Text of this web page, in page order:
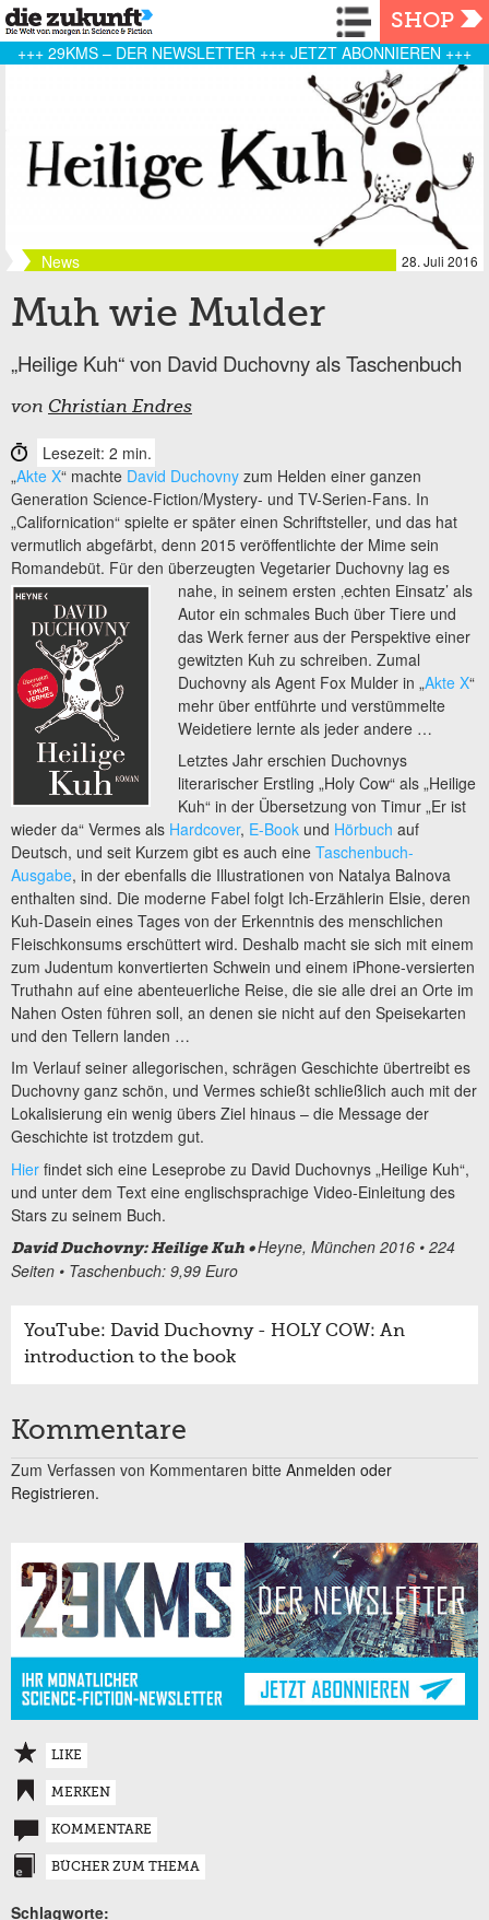
Navigation
SHOP
+++ 29KMS – DER NEWSLETTER +++ JETZT ABONNIEREN +++
News 28. Juli 2016
Muh wie Mulder
„Heilige Kuh“ von David Duchovny als Taschenbuch
von Christian Endres
Lesezeit: 2 min.
„Akte X“ machte David Duchovny zum Helden einer ganzen
Generation Science-Fiction/Mystery- und TV-Serien-Fans. In
„Californication“ spielte er später einen Schriftsteller, und das hat
vermutlich abgefärbt, denn 2015 veröffentlichte der Mime sein
Romandebüt. Für den überzeugten Vegetarier Duchovny lag es
nahe, in seinem ersten ‚echten Einsatz’ als
Autor ein schmales Buch über Tiere und
das Werk ferner aus der Perspektive einer
gewitzten Kuh zu schreiben. Zumal
Duchovny als Agent Fox Mulder in „Akte X“
mehr über entführte und verstümmelte
Weidetiere lernte als jeder andere …
Letztes Jahr erschien Duchovnys
literarischer Erstling „Holy Cow“ als „Heilige
Kuh“ in der Übersetzung von Timur „Er ist
wieder da“ Vermes als Hardcover, E-Book und Hörbuch auf
Deutsch, und seit Kurzem gibt es auch eine Taschenbuch-
Ausgabe, in der ebenfalls die Illustrationen von Natalya Balnova
enthalten sind. Die moderne Fabel folgt Ich-Erzählerin Elsie, deren
Kuh-Dasein eines Tages von der Erkenntnis des menschlichen
Fleischkonsums erschüttert wird. Deshalb macht sie sich mit einem
zum Judentum konvertierten Schwein und einem iPhone-versierten
Truthahn auf eine abenteuerliche Reise, die sie alle drei an Orte im
Nahen Osten führen soll, an denen sie nicht auf den Speisekarten
und den Tellern landen …
Im Verlauf seiner allegorischen, schrägen Geschichte übertreibt es
Duchovny ganz schön, und Vermes schießt schließlich auch mit der
Lokalisierung ein wenig übers Ziel hinaus – die Message der
Geschichte ist trotzdem gut.
Hier findet sich eine Leseprobe zu David Duchovnys „Heilige Kuh“,
und unter dem Text eine englischsprachige Video-Einleitung des
Stars zu seinem Buch.
David Duchovny: Heilige Kuh •Heyne, München 2016 • 224
Seiten • Taschenbuch: 9,99 Euro
YouTube: David Duchovny - HOLY COW: An
introduction to the book
Kommentare
Zum Verfassen von Kommentaren bitte Anmelden oder
Registrieren.
LIKE
MERKEN
KOMMENTARE
BÜCHER ZUM THEMA
Schlagworte: